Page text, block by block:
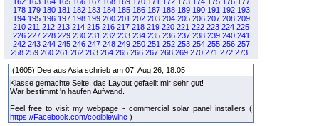
178 179 180 181 182 183 184 185 186 187 188 189 190 191 192 193
194 195 196 197 198 199 200 201 202 203 204 205 206 207 208 209
210 211 212 213 214 215 216 217 218 219 220 221 222 223 224 225
226 227 228 229 230 231 232 233 234 235 236 237 238 239 240 241
242 243 244 245 246 247 248 249 250 251 252 253 254 255 256 257
258 259 260 261 262 263 264 265 266 267 268 269 270 271 272 273
(1605) Dee aus Asia schrieb am 07. Aug 26, 18:05
Klasse gemachte Seite, das Layout gefaellt mir sehr gut!
War bestimmt 'n haufen Aufwand.
Feel free to visit my webpage - commercial solar panel installers (
https://Facebook.com/coolblewinc )